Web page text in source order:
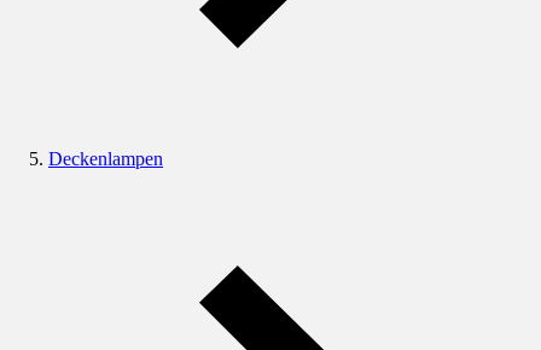
Deckenlampen